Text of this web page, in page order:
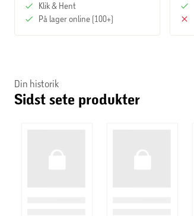
Klik & Hent
På lager online (100+)
Din historik
Sidst sete produkter